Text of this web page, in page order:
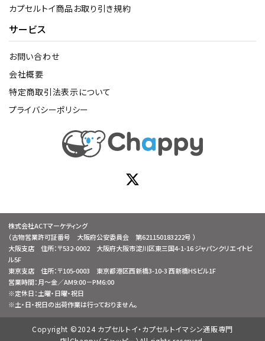
カプセルトイ商品お取り引き規約
サービス
お問い合わせ
会社概要
特定商取引法表示について
プライバシーポリシー
株式会社ACTマーケティング
（古物営業許可証番号 大阪府公安委員会 第621150183222号 ）
大阪支店 住所：〒532-0002 大阪府大阪市淀川区東三国4-1-16 ジャパンクリエイトビ
ル5F
東京支店 住所：〒105-0003 東京都港区西新橋3-10-3 西新橋HSビル1F
営業時間：月～金／AM9:00－PM6:00
※定休日：土曜・日曜・祝日
※土・日・祝日の出荷作業は行っておりません。
Copyright ©2024 カプセルトイ・カプセルトイマシン通販専門